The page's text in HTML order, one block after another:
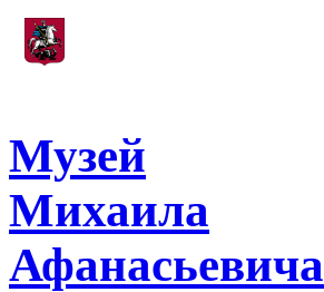
Музей
Михаила
Афанасьевича